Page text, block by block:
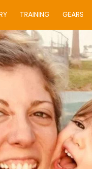
TRAINING GEARS